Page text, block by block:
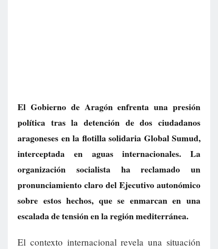
El Gobierno de Aragón enfrenta una presión
política tras la detención de dos ciudadanos
aragoneses en la flotilla solidaria Global Sumud,
interceptada en aguas internacionales. La
organización socialista ha reclamado un
pronunciamiento claro del Ejecutivo autonómico
sobre estos hechos, que se enmarcan en una
escalada de tensión en la región mediterránea.
El contexto internacional revela una situación